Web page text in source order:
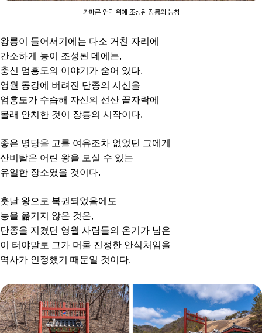
가파른 언덕 위에 조성된 장릉의 능침
왕릉이 들어서기에는 다소 거친 자리에
간소하게 능이 조성된 데에는,
충신 엄흥도의 이야기가 숨어 있다.
영월 동강에 버려진 단종의 시신을
엄흥도가 수습해 자신의 선산 끝자락에
몰래 안치한 것이 장릉의 시작이다.
좋은 명당을 고를 여유조차 없었던 그에게
산비탈은 어린 왕을 모실 수 있는
유일한 장소였을 것이다.
훗날 왕으로 복권되었음에도
능을 옮기지 않은 것은,
단종을 지켰던 영월 사람들의 온기가 남은
이 터야말로 그가 머물 진정한 안식처임을
역사가 인정했기 때문일 것이다.